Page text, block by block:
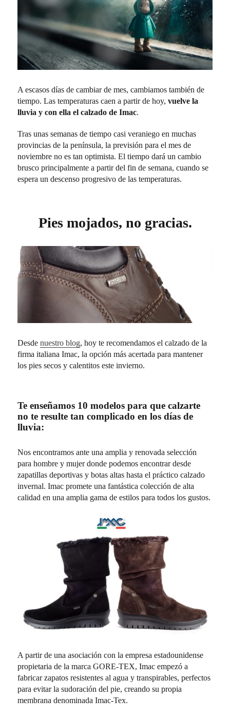
A escasos días de cambiar de mes, cambiamos también de
tiempo. Las temperaturas caen a partir de hoy,vuelve la
lluvia y con ella el calzado de Imac.
Tras unas semanas de tiempo casi veraniego en muchas
provincias de la península, la previsión para el mes de
noviembre no es tan optimista. El tiempo dará un cambio
brusco principalmente a partir del fin de semana, cuando se
espera un descenso progresivo de las temperaturas.
Pies mojados, no gracias.
Desdenuestro blog, hoy te recomendamos el calzado de la
firma italiana Imac, la opción más acertada para mantener
los pies secos y calentitos este invierno.
Te enseñamos 10 modelos para que calzarte
no te resulte tan complicado en los días de
lluvia:
Nos encontramos ante una amplia y renovada selección
para hombre y mujer donde podemos encontrar desde
zapatillas deportivas y botas altas hasta el práctico calzado
invernal. Imac promete una fantástica colección de alta
calidad en una amplia gama de estilos para todos los gustos.
A partir de una asociación con la empresa estadounidense
propietaria de la marca GORE-TEX, Imac empezó a
fabricar zapatos resistentes al agua y transpirables, perfectos
para evitar la sudoración del pie, creando su propia
membrana denominada Imac-Tex.